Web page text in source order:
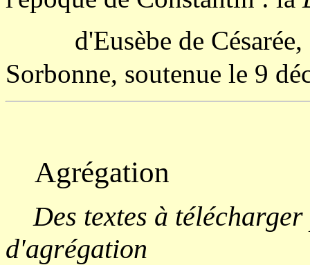
d'Eusèbe de Césarée,
Sorbonne, soutenue le 9
Agrégation
Des textes à
d'agrégation